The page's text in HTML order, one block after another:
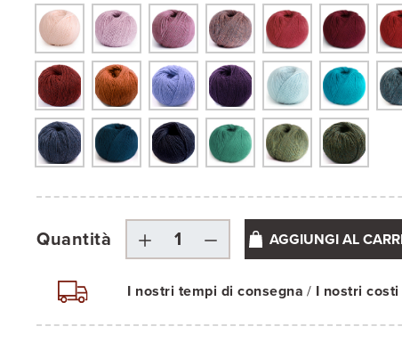
Quantità AGGIUNGI AL
I nostri tempi di consegna / I nostri